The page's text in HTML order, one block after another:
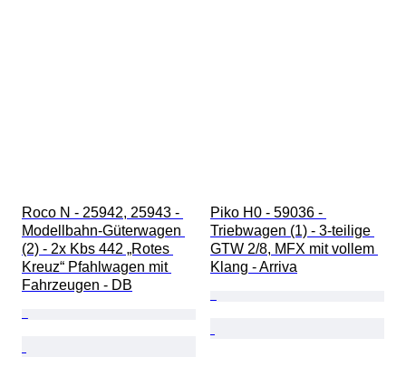
Roco N - 25942, 25943 -
Modellbahn-Güterwagen
(2) - 2x Kbs 442 „Rotes
Kreuz“ Pfahlwagen mit
Fahrzeugen - DB
Piko H0 - 59036 -
Triebwagen (1) - 3-teilige
GTW 2/8, MFX mit vollem
Klang - Arriva